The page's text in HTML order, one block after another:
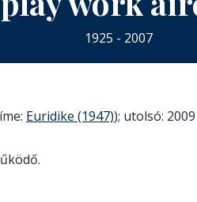
1925 - 2007
Euridike (1947)); utolsó: